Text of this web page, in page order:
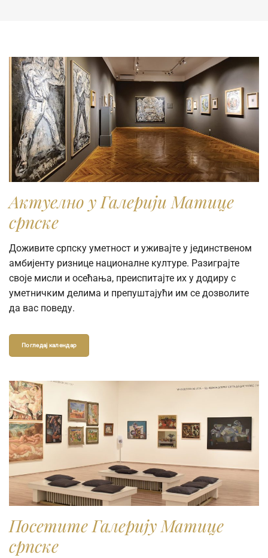
Актуелно у Галерији Матице
српске
Доживите српску уметност и уживајте у јединственом
амбијенту ризнице националне културе. Разиграјте
своје мисли и осећања, преиспитајте их у додиру с
уметничким делима и препуштајући им се дозволите
да вас поведу.
Погледај календар
Посетите Галерију Матице
српске